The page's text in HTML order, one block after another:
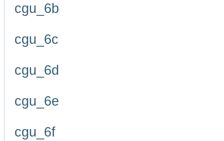
cgu_6b
cgu_6c
cgu_6d
cgu_6e
cgu_6f